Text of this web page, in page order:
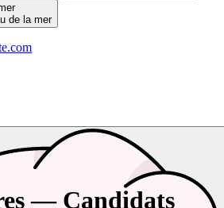
de la mer
— Candidats